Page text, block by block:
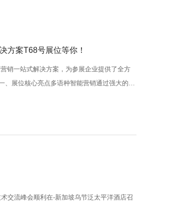
方案T68号展位等你！
销一站式解决方案，为参展企业提供了全方
、展位核心亮点多语种智能营销通过强大的多
交流峰会顺利在-新加坡乌节泛太平洋酒店召